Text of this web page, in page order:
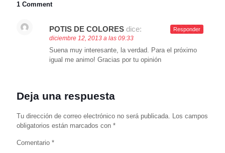
1 Comment
POTIS DE COLORES dice:
diciembre 12, 2013 a las 09:33
Suena muy interesante, la verdad. Para el próximo
igual me animo! Gracias por tu opinión
Responder
Deja una respuesta
Tu dirección de correo electrónico no será publicada. Los campos
obligatorios están marcados con *
Comentario *